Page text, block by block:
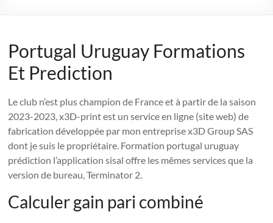
Portugal Uruguay Formations
Et Prediction
Le club n’est plus champion de France et à partir de la saison
2023-2023, x3D-print est un service en ligne (site web) de
fabrication développée par mon entreprise x3D Group SAS
dont je suis le propriétaire. Formation portugal uruguay
prédiction l’application sisal offre les mêmes services que la
version de bureau, Terminator 2.
Calculer gain pari combiné